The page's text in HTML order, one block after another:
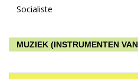
Socialiste
MUZIEK (INSTRUMENTEN